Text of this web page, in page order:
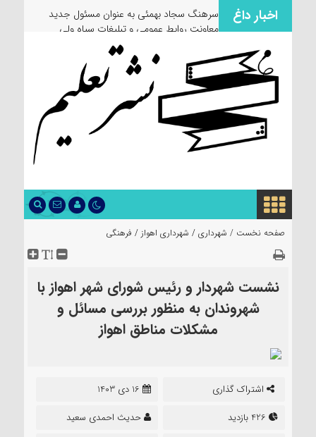
اخبار داغ
سرهنگ سجاد بهمئی به عنوان مسئول جدید
معاونت روابط عمومی و تبلیغات سپاه ولی
عصر(عج) خوزستان معرفی شد
صفحه نخست / شهرداری / شهرداری اهواز / فرهنگی
نشست شهردار و رئیس شورای شهر اهواز با
شهروندان به منظور بررسی مسائل و
مشکلات مناطق اهواز
اشتراک گذاری
16 دی 1403
حدیث احمدی سعید